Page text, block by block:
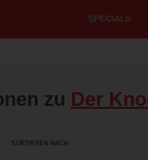
Hauptmenü
SPECIALS
zu Der
SORTIEREN NACH